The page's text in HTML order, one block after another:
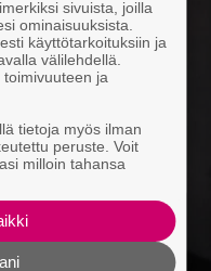
sivuista, joilla
ominaisuuksista.
käyttötarkoituksiin ja
välilehdellä.
ja
tietoja myös ilman
peruste. Voit
milloin tahansa